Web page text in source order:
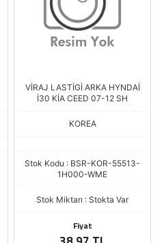
VİRAJ LASTİGİ ARKA HYNDAİ
İ30 KİA CEED 07-12 SH
KOREA
Stok Kodu : BSR-KOR-55513-
1H000-WME
Stok Miktarı : Stokta Var
Fiyat